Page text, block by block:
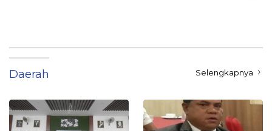
Daerah Selengkapnya